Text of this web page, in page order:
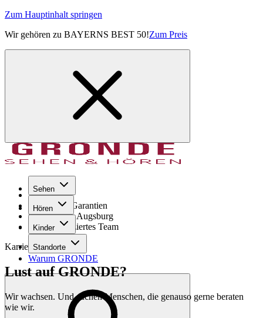
Zum Hauptinhalt springen
Wir gehören zu BAYERNS BEST 50!Zum Preis
Sehen
Hören
Kinder
Standorte
Warum GRONDE
Seit 1971
GRONDE Garantien
8× im Raum Augsburg
Hochqualifiziertes Team
Karriere
Lust auf GRONDE?
Wir wachsen. Und suchen Menschen, die genauso gerne beraten
wie wir.